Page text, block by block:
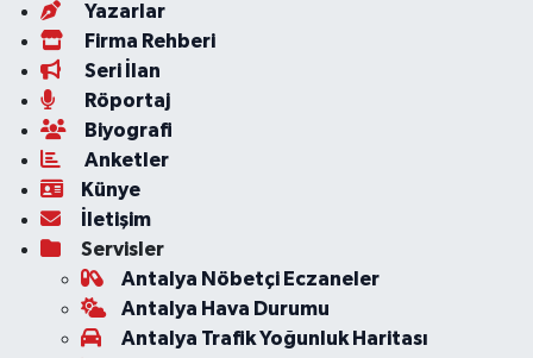
Yazarlar
Firma Rehberi
Seri İlan
Röportaj
Biyografi
Anketler
Künye
İletişim
Servisler
Antalya Nöbetçi Eczaneler
Antalya Hava Durumu
Antalya Trafik Yoğunluk Haritası